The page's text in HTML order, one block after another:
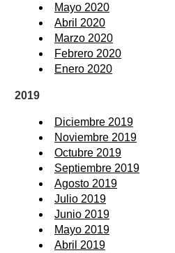
Mayo 2020
Abril 2020
Marzo 2020
Febrero 2020
Enero 2020
2019
Diciembre 2019
Noviembre 2019
Octubre 2019
Septiembre 2019
Agosto 2019
Julio 2019
Junio 2019
Mayo 2019
Abril 2019